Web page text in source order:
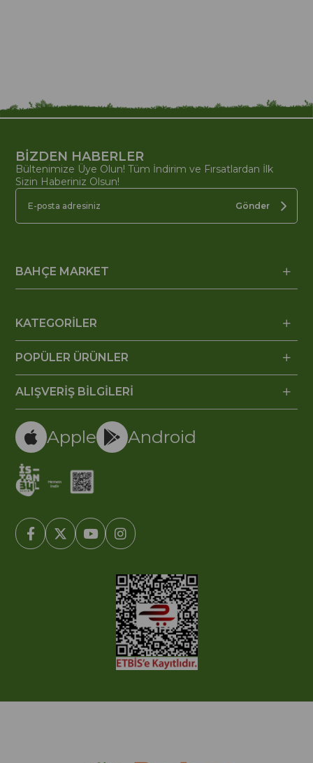
BİZDEN HABERLER
Bültenimize Üye Olun! Tüm İndirim ve Fırsatlardan İlk
Sizin Haberiniz Olsun!
Gönder
BAHÇE MARKET
KATEGORİLER
POPÜLER ÜRÜNLER
ALIŞVERİŞ BİLGİLERİ
Apple Android